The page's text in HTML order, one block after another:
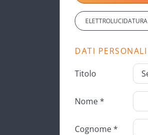
ELETTROLUCIDATURA
DATI PERSONALI
Titolo
Nome *
Cognome *